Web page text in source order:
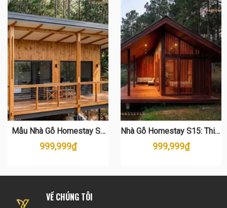
Mẫu Nhà Gỗ Homestay S5
Đẹp Hiện Đại
999,999₫
Nhà Gỗ Homestay S15: Thiết
Kế Mái Vát Ven Hồ Đẹp Mê
Hồn
999,999₫
VỀ CHÚNG TÔI